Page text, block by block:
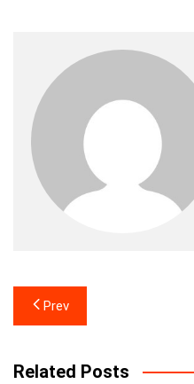
Post
navigation
Prev
Related Posts